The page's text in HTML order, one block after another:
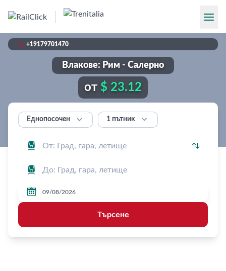
 +19179701470
Влакове: Рим - Салерно
от $ 23.12
Еднопосочен  1 пътник 
 


Търсене